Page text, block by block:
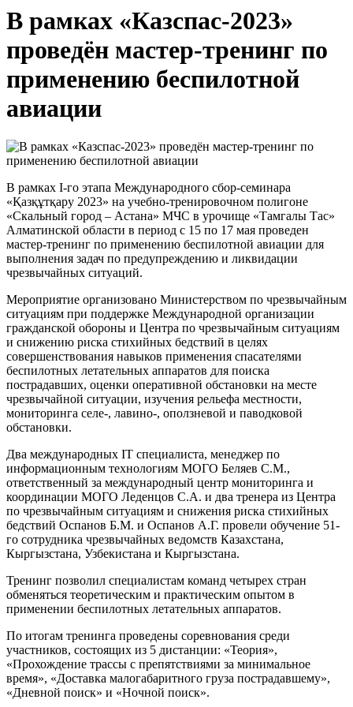
В рамках «Казспас-2023»
проведён мастер-тренинг по
применению беспилотной
авиации
В рамках I-го этапа Международного сбор-семинара
«Қазқұтқару 2023» на учебно-тренировочном полигоне
«Скальный город – Астана» МЧС в урочище «Тамгалы Тас»
Алматинской области в период с 15 по 17 мая проведен
мастер-тренинг по применению беспилотной авиации для
выполнения задач по предупреждению и ликвидации
чрезвычайных ситуаций.
Мероприятие организовано Министерством по чрезвычайным
ситуациям при поддержке Международной организации
гражданской обороны и Центра по чрезвычайным ситуациям
и снижению риска стихийных бедствий в целях
совершенствования навыков применения спасателями
беспилотных летательных аппаратов для поиска
пострадавших, оценки оперативной обстановки на месте
чрезвычайной ситуации, изучения рельефа местности,
мониторинга селе-, лавино-, оползневой и паводковой
обстановки.
Два международных IT специалиста, менеджер по
информационным технологиям МОГО Беляев С.М.,
ответственный за международный центр мониторинга и
координации МОГО Леденцов С.А. и два тренера из Центра
по чрезвычайным ситуациям и снижения риска стихийных
бедствий Оспанов Б.М. и Оспанов А.Г. провели обучение 51-
го сотрудника чрезвычайных ведомств Казахстана,
Кыргызстана, Узбекистана и Кыргызстана.
Тренинг позволил специалистам команд четырех стран
обменяться теоретическим и практическим опытом в
применении беспилотных летательных аппаратов.
По итогам тренинга проведены соревнования среди
участников, состоящих из 5 дистанции: «Теория»,
«Прохождение трассы с препятствиями за минимальное
время», «Доставка малогабаритного груза пострадавшему»,
«Дневной поиск» и «Ночной поиск».